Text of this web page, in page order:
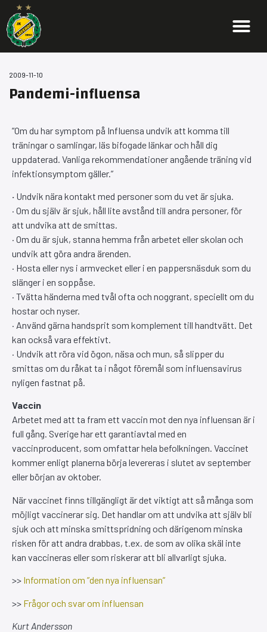
2009-11-10
Pandemi-influensa
”Om du har symptom på Influensa undvik att komma till
träningar o samlingar, läs bifogade länkar och håll dig
uppdaterad. Vanliga rekommendationer angående träning vid
infektionsymptom gäller.”
· Undvik nära kontakt med personer som du vet är sjuka.
· Om du själv är sjuk, håll lite avstånd till andra personer, för
att undvika att de smittas.
· Om du är sjuk, stanna hemma från arbetet eller skolan och
undvik att göra andra ärenden.
· Hosta eller nys i armvecket eller i en pappersnäsduk som du
slänger i en soppåse.
· Tvätta händerna med tvål ofta och noggrant, speciellt om du
hostar och nyser.
· Använd gärna handsprit som komplement till handtvätt. Det
kan också vara effektivt.
· Undvik att röra vid ögon, näsa och mun, så slipper du
smittas om du råkat ta i något föremål som influensavirus
nyligen fastnat på.
Vaccin
Arbetet med att ta fram ett vaccin mot den nya influensan är i
full gång. Sverige har ett garantiavtal med en
vaccinproducent, som omfattar hela befolkningen. Vaccinet
kommer enligt planerna börja levereras i slutet av september
eller början av oktober.
När vaccinet finns tillgängligt är det viktigt att så många som
möjligt vaccinerar sig. Det handlar om att undvika att själv bli
sjuk och att minska smittspridning och därigenom minska
risken för att andra drabbas, t.ex. de som av olika skäl inte
kan vaccineras eller som riskerar att bli allvarligt sjuka.
>> Information om ”den nya influensan”
>> Frågor och svar om influensan
Kurt Andersson